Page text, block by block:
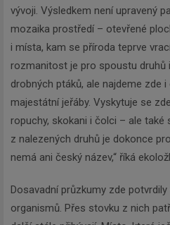
vývoji. Výsledkem není upravený
mozaika prostředí – otevřené
i místa, kam se příroda teprve
rozmanitost je pro spoustu druhů
drobných ptáků, ale najdeme zde
majestátní jeřáby. Vyskytuje se
ropuchy, skokani i čolci – ale také
z nalezených druhů je dokonce
nemá ani český název,“ říká
Dosavadní průzkumy zde
organismů. Přes stovku z nich